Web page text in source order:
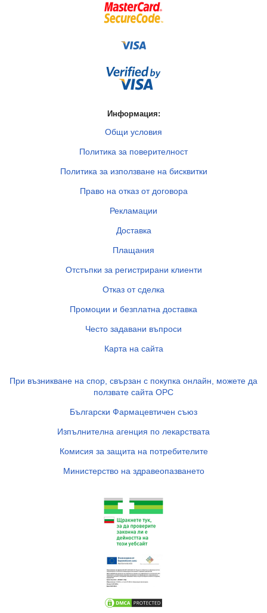
Информация:
Общи условия
Политика за поверителност
Политика за използване на бисквитки
Право на отказ от договора
Рекламации
Доставка
Плащания
Отстъпки за регистрирани клиенти
Отказ от сделка
Промоции и безплатна доставка
Често задавани въпроси
Карта на сайта
При възникване на спор, свързан с покупка онлайн, можете да
ползвате сайта ОРС
Български Фармацевтичен съюз
Изпълнителна агенция по лекарствата
Комисия за защита на потребителите
Министерство на здравеопазването